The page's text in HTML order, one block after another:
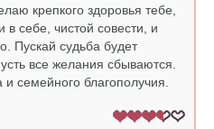
крепкого здоровья тебе,
в себе, чистой совести, и
Пускай судьба будет
все желания сбываются.
и семейного благополучия.